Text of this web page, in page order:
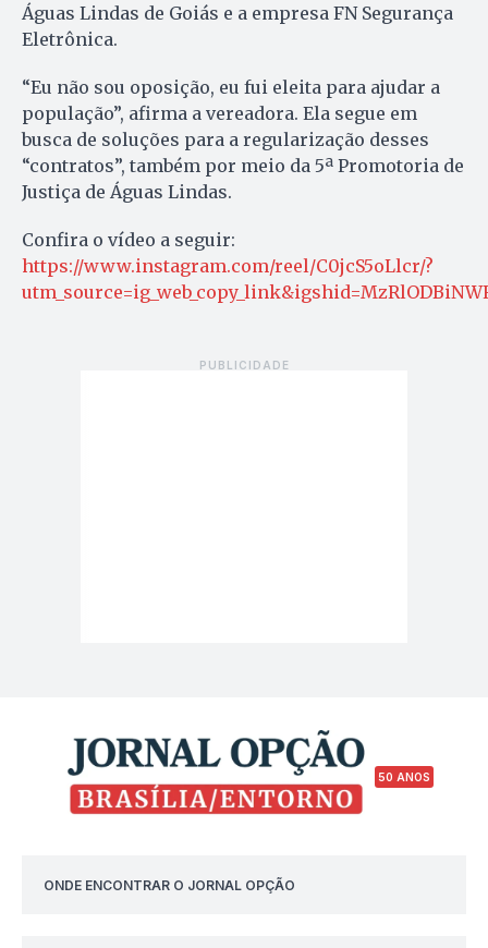
Águas Lindas de Goiás e a empresa FN Segurança
Eletrônica.
“Eu não sou oposição, eu fui eleita para ajudar a
população”, afirma a vereadora. Ela segue em
busca de soluções para a regularização desses
“contratos”, também por meio da 5ª Promotoria de
Justiça de Águas Lindas.
Confira o vídeo a seguir:
https://www.instagram.com/reel/C0jcS5oLlcr/?
50 ANOS
ONDE ENCONTRAR O JORNAL OPÇÃO